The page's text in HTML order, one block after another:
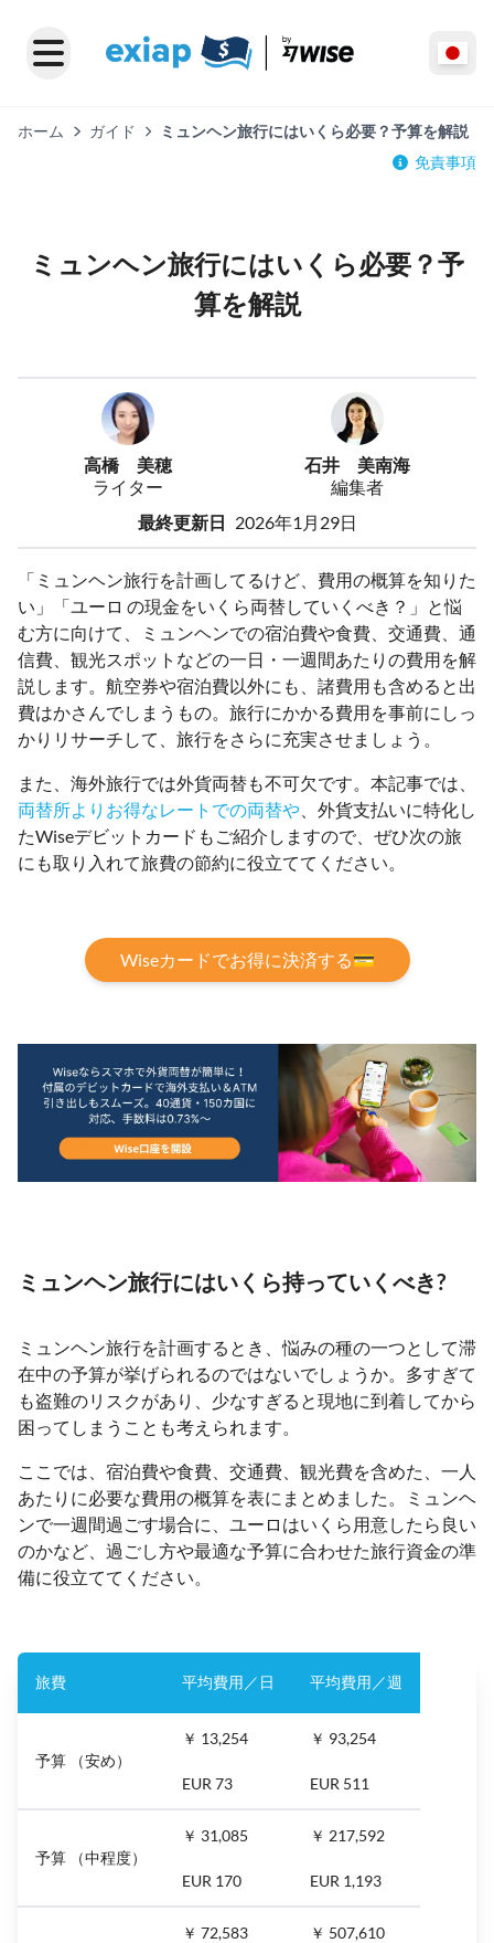
ホーム ガイド
ミュンヘン旅行にはいくら必要？予算を解説
免責事項
ミュンヘン旅行にはいくら必要？予
算を解説
高橋 美穂
ライター
石井 美南海
編集者
最終更新日 2026年1月29日
「ミュンヘン旅行を計画してるけど、費用の概算を知りた
い」「ユーロ の現金をいくら両替していくべき？」と悩
む方に向けて、ミュンヘンでの宿泊費や食費、交通費、通
信費、観光スポットなどの一日・一週間あたりの費用を解
説します。航空券や宿泊費以外にも、諸費用も含めると出
費はかさんでしまうもの。旅行にかかる費用を事前にしっ
かりリサーチして、旅行をさらに充実させましょう。
また、海外旅行では外貨両替も不可欠です。本記事では、
両替所よりお得なレートでの両替や 、外貨支払いに特化し
たWiseデビットカードもご紹介しますので、ぜひ次の旅
にも取り入れて旅費の節約に役立ててください。
Wiseカードでお得に決済する💳
ミュンヘン旅行にはいくら持っていくべき?
ミュンヘン旅行を計画するとき、悩みの種の一つとして滞
在中の予算が挙げられるのではないでしょうか。多すぎて
も盗難のリスクがあり、少なすぎると現地に到着してから
困ってしまうことも考えられます。
ここでは、宿泊費や食費、交通費、観光費を含めた、一人
あたりに必要な費用の概算を表にまとめました。ミュンヘ
ンで一週間過ごす場合に、ユーロはいくら用意したら良い
のかなど、過ごし方や最適な予算に合わせた旅行資金の準
備に役立ててください。
旅費 平均費用／日 平均費用／週
予算 （安め）
￥ 13,254
EUR 73
￥ 93,254
EUR 511
予算 （中程度）
￥ 31,085
EUR 170
￥ 217,592
EUR 1,193
￥ 72,583 ￥ 507,610